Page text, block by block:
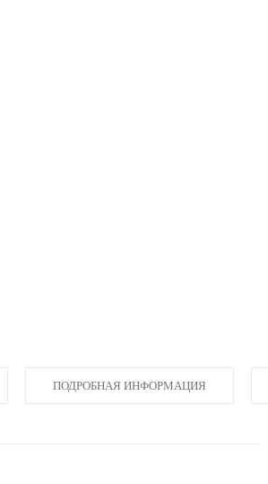
ПОДРОБНАЯ ИНФОРМАЦИЯ